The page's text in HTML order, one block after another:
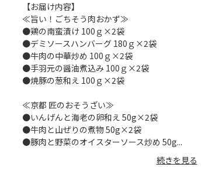
【お届け内容】
≪旨い！ごちそう肉おかず≫
●鶏の南蛮漬け 100ｇ×2袋
●デミソースハンバーグ 180ｇ×2袋
●牛肉の中華炒め 100ｇ×2袋
●手羽元の醤油煮込み 100ｇ×2袋
●焼豚の葱和え 100ｇ×2袋
≪京都 匠のおそうざい≫
●いんげんと海老の卵和え 50g×2袋
●牛肉と山ぜりの煮物 50g×2袋
●豚肉と野菜のオイスターソース炒め 50g...
続きを見る